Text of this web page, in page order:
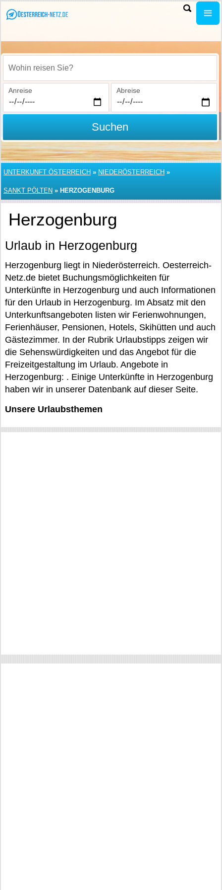
Wohin reisen Sie?
Anreise Abreise
Suchen
UNTERKUNFT ÖSTERREICH » NIEDERÖSTERREICH »
SANKT PÖLTEN » HERZOGENBURG
Herzogenburg
Urlaub in Herzogenburg
Herzogenburg liegt in Niederösterreich. Oesterreich-
Netz.de bietet Buchungsmöglichkeiten für
Unterkünfte in Herzogenburg und auch Informationen
für den Urlaub in Herzogenburg. Im Absatz mit den
Unterkunftsangeboten listen wir Ferienwohnungen,
Ferienhäuser, Pensionen, Hotels, Skihütten und auch
Gästezimmer. In der Rubrik Urlaubstipps zeigen wir
die Sehenswürdigkeiten und das Angebot für die
Freizeitgestaltung im Urlaub. Angebote in
Herzogenburg: . Einige Unterkünfte in Herzogenburg
haben wir in unserer Datenbank auf dieser Seite.
Unsere Urlaubsthemen